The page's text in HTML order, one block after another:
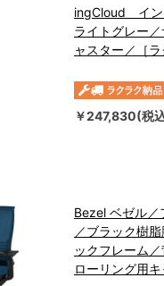
ingCloud イン
ライトグレー
ャスター／［ラ
￥247,830(税
Bezel ベゼル／
／ブラック樹
ックフレーム
ローリング用